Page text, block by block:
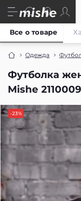
Одежда
Футболка
Mishe
Все о товаре
-23%